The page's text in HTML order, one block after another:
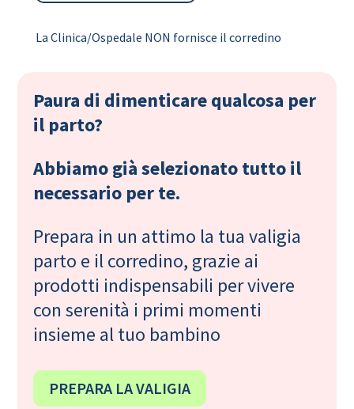
La Clinica/Ospedale NON fornisce il corredino
Paura di dimenticare qualcosa per
il parto?
Abbiamo già selezionato tutto il
necessario per te.
Prepara in un attimo la tua valigia
parto e il corredino, grazie ai
prodotti indispensabili per vivere
con serenità i primi momenti
insieme al tuo bambino
PREPARA LA VALIGIA